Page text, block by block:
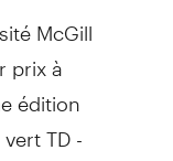
McGill
prix à
édition
TD -